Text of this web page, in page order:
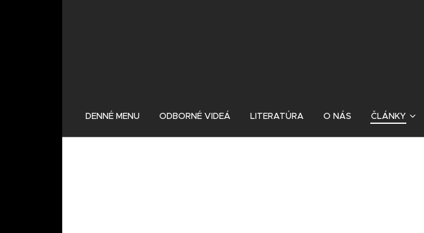
DENNÉ MENU ODBORNÉ VIDEÁ LITERATÚRA O NÁS ČLÁNKY